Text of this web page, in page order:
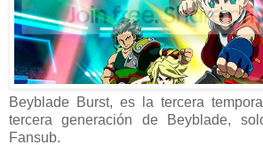
Beyblade Burst, es la tercera
tercera generación de Beyblade,
Fansub.